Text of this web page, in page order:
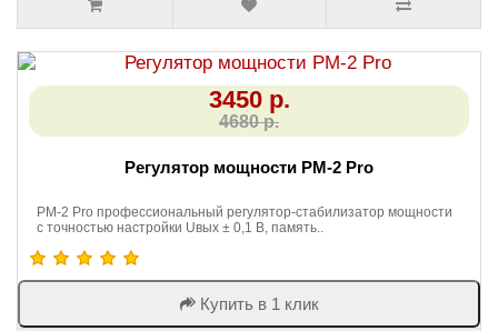
3450 р.
4680 р.
Регулятор мощности РМ-2 Pro
РМ-2 Pro профессиональный регулятор-стабилизатор мощности
с точностью настройки Uвых ± 0,1 В, память..
Купить в 1 клик